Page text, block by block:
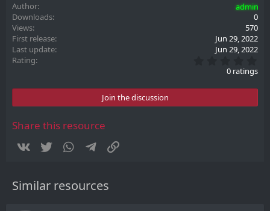
Author
admin
Downloads
0
Views
570
First release
Jun 29, 2022
Last update
Jun 29, 2022
Rating
.
0
t
0 ratings
Join the discussion
Share this resource
Vkontakte
Twitter WhatsAppTelegram
Similar resources